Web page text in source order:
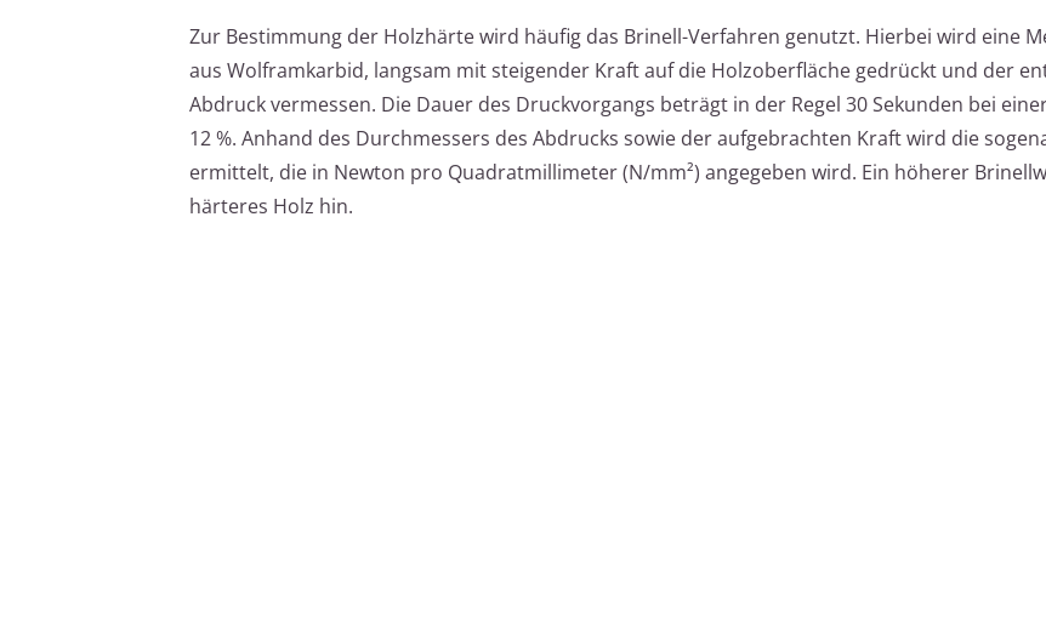
Zur Bestimmung der Holzhärte wird häufig das Brinell-Verfahren genutzt. Hierbei wird eine
aus Wolframkarbid, langsam mit steigender Kraft auf die Holzoberfläche gedrückt und der
Abdruck vermessen. Die Dauer des Druckvorgangs beträgt in der Regel 30 Sekunden bei
12 %. Anhand des Durchmessers des Abdrucks sowie der aufgebrachten Kraft wird die
ermittelt, die in Newton pro Quadratmillimeter (N/mm²) angegeben wird. Ein höherer
härteres Holz hin.